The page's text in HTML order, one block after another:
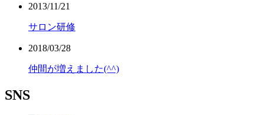
2013/11/21
サロン研修
2018/03/28
仲間が増えました(^^)
SNS